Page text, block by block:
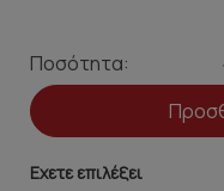
Ποσότητα:
Εχετε επιλέξει